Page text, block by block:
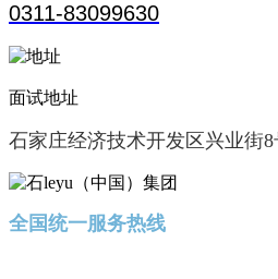
0311-83099630
面试地址
石家庄经济技术开发区兴业街
全国统一服务热线